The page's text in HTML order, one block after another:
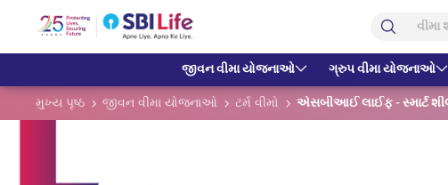
જીવન વીમા યોજનાઓ ગ્રુપ વીમા યોજનાઓ
મુખ્ય પૃષ્ઠ જીવન વીમા યોજનાઓ ટર્મ વીમો એસબીઆઈ લાઈફ - સ્માર્ટ